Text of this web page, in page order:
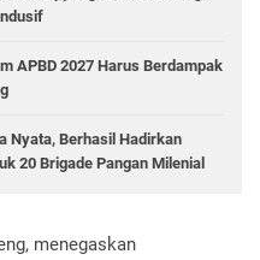
APBD 2027 Harus Berdampak
Nyata, Berhasil Hadirkan
20 Brigade Pangan Milenial
menegaskan